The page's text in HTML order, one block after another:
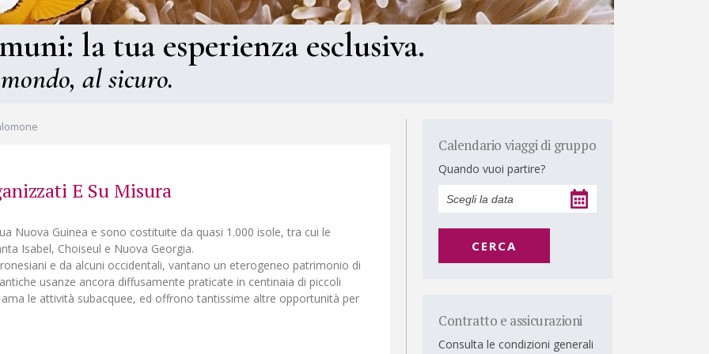
la tua esperienza esclusiva.
al sicuro.
E Su Misura
Nuova Guinea e sono costituite da quasi 1.000 isole, tra cui le
Isabel, Choiseul e Nuova Georgia.
e da alcuni occidentali, vantano un eterogeneo patrimonio di
usanze ancora diffusamente praticate in centinaia di piccoli
le attività subacquee, ed offrono tantissime altre opportunità per
Calendario viaggi di gruppo
Quando vuoi partire?
CERCA
Contratto e assicurazioni
Consulta le condizioni generali